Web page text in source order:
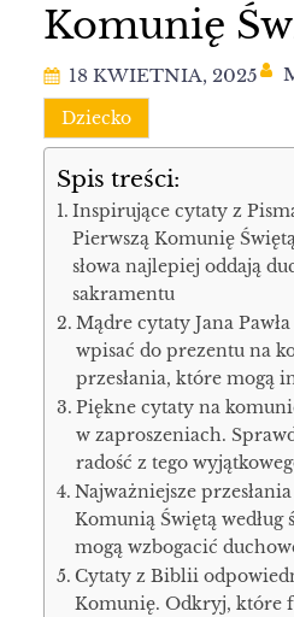
Komunię
18 KWIETNIA, 2025
Dziecko
Spis treści:
Inspirujące cytaty z
Pierwszą Komunię
słowa najlepiej oddają
sakramentu
Mądre cytaty Jana
wpisać do prezentu na
przesłania, które mogą
Piękne cytaty na
w zaproszeniach.
radość z tego
Najważniejsze
Komunią Świętą według
mogą wzbogacić
Cytaty z Biblii
Komunię. Odkryj, które